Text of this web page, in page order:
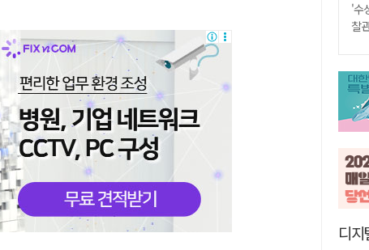
'수
찰
디지